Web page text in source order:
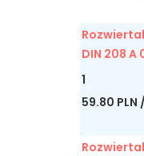
DIN 208
1
59.80 PLN